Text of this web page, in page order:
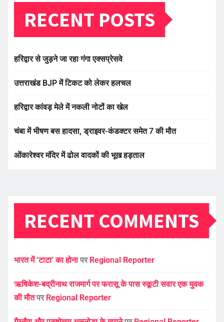
RECENT POSTS
हरिद्वार से जुड़ने जा रहा गंगा एक्सप्रेसवे
उत्तराखंड BJP में टिकट को लेकर हलचल
हरिद्वार कांवड़ मेले में नकली नोटों का खेल
चंबा में भीषण बस हादसा, ड्राइवर-कंडक्टर समेत 7 की मौत
ओंकारेश्वर मंदिर में ढोल वादकों की भूख हड़ताल
RECENT COMMENTS
भारत में ‘टाटा’ का होनापर Regional Reporter
ऋषिकेश-बद्रीनाथ राजमार्ग पर फरासू के पास स्कूटी सवार एक युवक
की मौतपर Regional Reporter